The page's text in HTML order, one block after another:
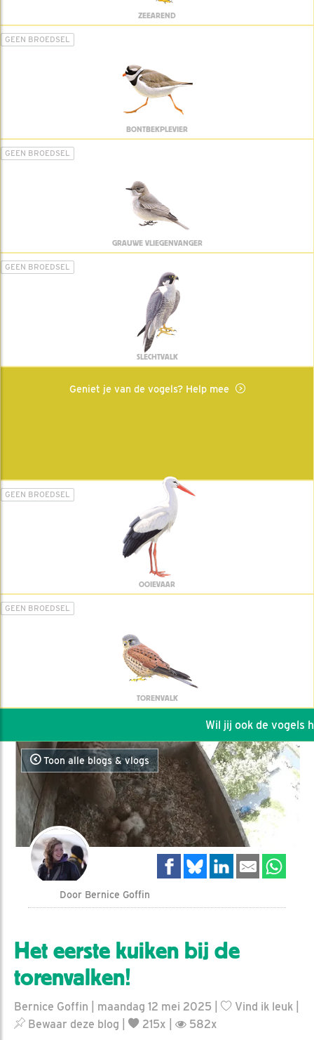
ZEEAREND
GEEN BROEDSEL
BONTBEKPLEVIER
GEEN BROEDSEL
GRAUWE VLIEGENVANGER
GEEN BROEDSEL
SLECHTVALK
Geniet je van de vogels? Help mee
GEEN BROEDSEL
OOIEVAAR
GEEN BROEDSEL
TORENVALK
Wil jij ook de vogels
Toon alle blogs & vlogs
Door Bernice Goffin
Het eerste kuiken bij de
torenvalken!
Bernice Goffin | maandag 12 mei 2025 | Vind ik leuk
Bewaar deze blog
215x | 582x